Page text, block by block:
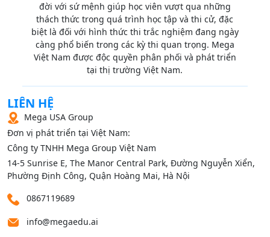
đời với sứ mệnh giúp học viên vượt qua những
thách thức trong quá trình học tập và thi cử, đặc
biệt là đối với hình thức thi trắc nghiệm đang ngày
càng phổ biến trong các kỳ thi quan trọng. Mega
Việt Nam được độc quyền phân phối và phát triển
tại thị trường Việt Nam.
LIÊN HỆ
Mega USA Group
Đơn vị phát triển tại Việt Nam:
Công ty TNHH Mega Group Việt Nam
14‑5 Sunrise E, The Manor Central Park, Đường Nguyễn Xiển,
Phường Định Công, Quận Hoàng Mai, Hà Nội
0867119689
info@megaedu.ai